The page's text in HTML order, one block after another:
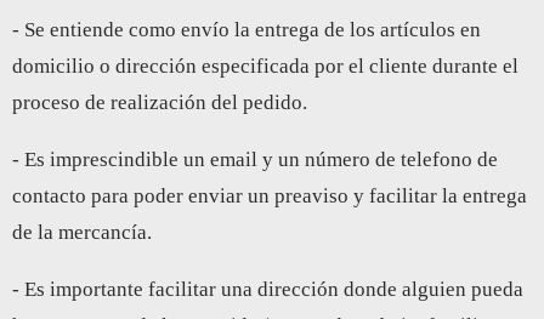
- Se entiende como envío la entrega de los artículos en
domicilio o dirección especificada por el cliente durante el
proceso de realización del pedido.
- Es imprescindible un email y un número de telefono de
contacto para poder enviar un preaviso y facilitar la entrega
de la mercancía.
- Es importante facilitar una dirección donde alguien pueda